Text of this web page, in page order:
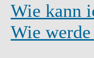
Wie kann
Wie